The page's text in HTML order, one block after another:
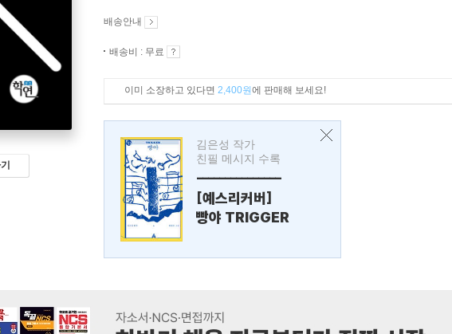
배송안내
배송비 : 무료
이미 소장하고 있다면 2,400원에 판매해 보세요!
김은성 작가
친필 메시지 수록
---------------
[예스리커버]
빵야 TRIGGER